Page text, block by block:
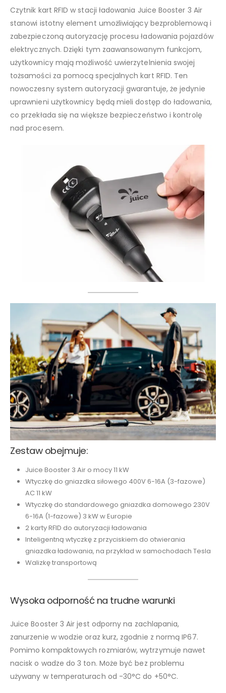
Czytnik kart RFID w stacji ładowania Juice Booster 3 Air
stanowi istotny element umożliwiający bezproblemową i
zabezpieczoną autoryzację procesu ładowania pojazdów
elektrycznych. Dzięki tym zaawansowanym funkcjom,
użytkownicy mają możliwość uwierzytelnienia swojej
tożsamości za pomocą specjalnych kart RFID. Ten
nowoczesny system autoryzacji gwarantuje, że jedynie
uprawnieni użytkownicy będą mieli dostęp do ładowania,
co przekłada się na większe bezpieczeństwo i kontrolę
nad procesem.
Zestaw obejmuje:
Juice Booster 3 Air o mocy 11 kW
Wtyczkę do gniazdka siłowego 400V 6-16A (3-fazowe)
AC 11 kW
Wtyczkę do standardowego gniazdka domowego 230V
6-16A (1-fazowe) 3 kW w Europie
2 karty RFID do autoryzacji ładowania
Inteligentną wtyczkę z przyciskiem do otwierania
gniazdka ładowania, na przykład w samochodach Tesla
Walizkę transportową
Wysoka odporność na trudne warunki
Juice Booster 3 Air jest odporny na zachlapania,
zanurzenie w wodzie oraz kurz, zgodnie z normą IP67.
Pomimo kompaktowych rozmiarów, wytrzymuje nawet
nacisk o wadze do 3 ton. Może być bez problemu
używany w temperaturach od -30°C do +50°C.